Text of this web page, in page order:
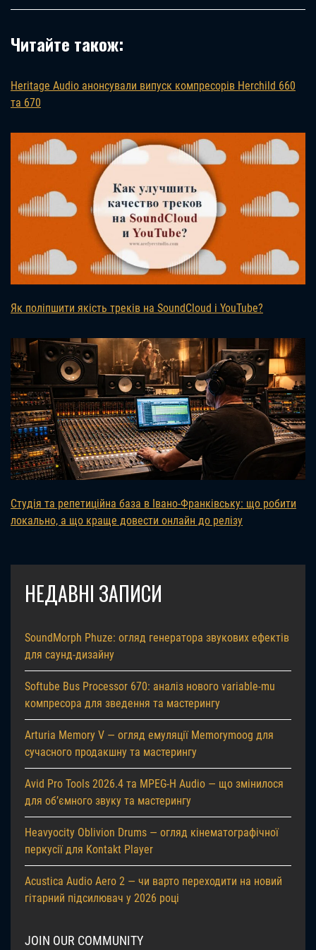
Читайте також:
Heritage Audio анонсували випуск компресорів Herchild 660
та 670
Як поліпшити якість треків на SoundCloud і YouTube?
Студія та репетиційна база в Івано-Франківську: що робити
локально, а що краще довести онлайн до релізу
НЕДАВНІ ЗАПИСИ
SoundMorph Phuze: огляд генератора звукових ефектів
для саунд-дизайну
Softube Bus Processor 670: аналіз нового variable-mu
компресора для зведення та мастерингу
Arturia Memory V — огляд емуляції Memorymoog для
сучасного продакшну та мастерингу
Avid Pro Tools 2026.4 та MPEG-H Audio — що змінилося
для об’ємного звуку та мастерингу
Heavyocity Oblivion Drums — огляд кінематографічної
перкусії для Kontakt Player
Acustica Audio Aero 2 — чи варто переходити на новий
гітарний підсилювач у 2026 році
JOIN OUR COMMUNITY